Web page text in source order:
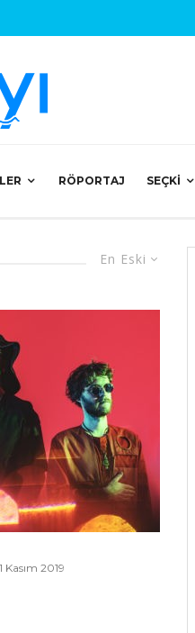
RÖPORTAJ SEÇKI
En Eski
Kasım 2019